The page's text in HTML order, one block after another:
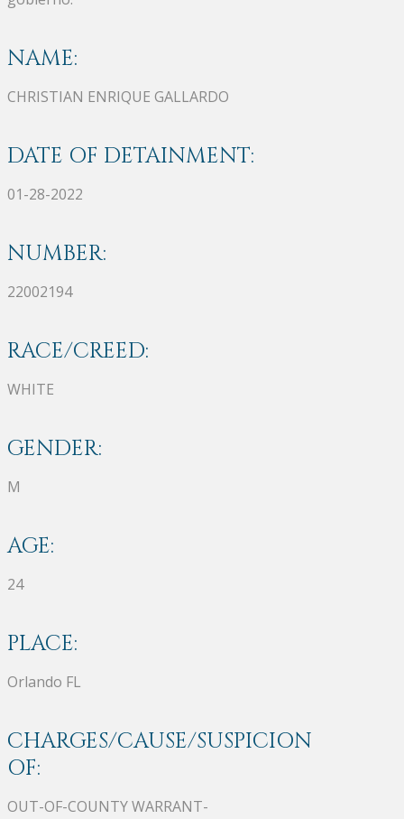
NAME:
CHRISTIAN ENRIQUE GALLARDO
DATE OF DETAINMENT:
01-28-2022
NUMBER:
22002194
RACE/CREED:
WHITE
GENDER:
M
AGE:
24
PLACE:
Orlando FL
CHARGES/CAUSE/SUSPICION
OF:
OUT-OF-COUNTY WARRANT-